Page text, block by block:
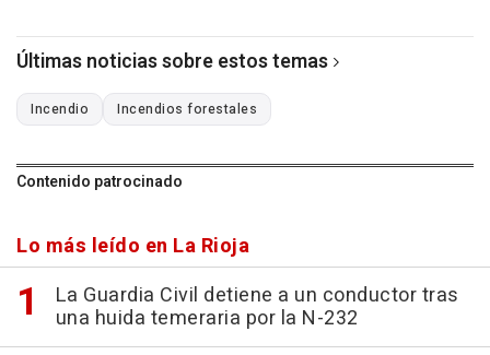
Últimas noticias sobre estos temas
Incendio Incendios forestales
Contenido patrocinado
Lo más leído en La Rioja
La Guardia Civil detiene a un conductor tras
una huida temeraria por la N-232